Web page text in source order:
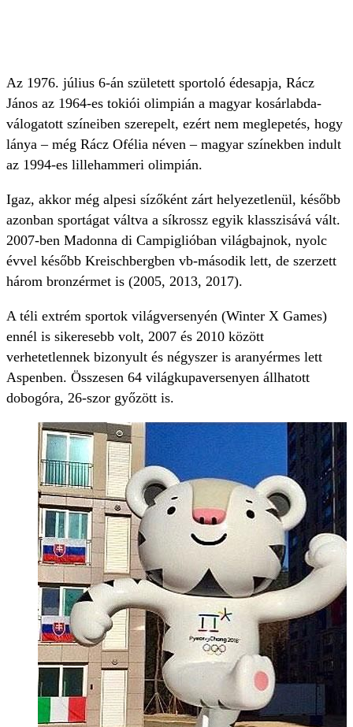
Az 1976. július 6-án született sportoló édesapja, Rácz
János az 1964-es tokiói olimpián a magyar kosárlabda-
válogatott színeiben szerepelt, ezért nem meglepetés, hogy
lánya – még Rácz Ofélia néven – magyar színekben indult
az 1994-es lillehammeri olimpián.
Igaz, akkor még alpesi sízőként zárt helyezetlenül, később
azonban sportágat váltva a síkrossz egyik klasszisává vált.
2007-ben Madonna di Campiglióban világbajnok, nyolc
évvel később Kreischbergben vb-második lett, de szerzett
három bronzérmet is (2005, 2013, 2017).
A téli extrém sportok világversenyén (Winter X Games)
ennél is sikeresebb volt, 2007 és 2010 között
verhetetlennek bizonyult és négyszer is aranyérmes lett
Aspenben. Összesen 64 világkupaversenyen állhatott
dobogóra, 26-szor győzött is.